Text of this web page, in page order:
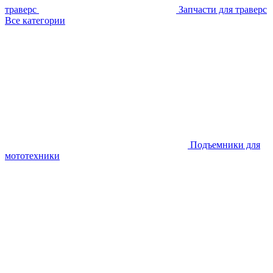
траверс
Запчасти для траверс
Все категории
Подъемники для
мототехники